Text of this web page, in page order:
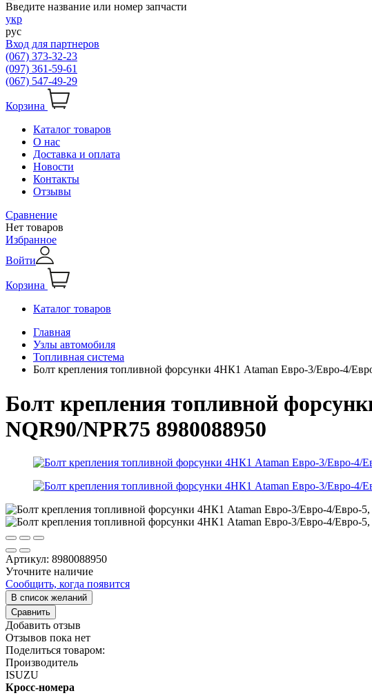
Введите название или номер запчасти
укр
рус
Вход для партнеров
(067) 373-32-23
(097) 361-59-61
(067) 547-49-29
Корзина
Каталог товаров
О нас
Доставка и оплата
Новости
Контакты
Отзывы
Сравнение
Нет товаров
Избранное
Войти
Корзина
Каталог товаров
Главная
Узлы автомобиля
Топливная система
Болт крепления топливной форсунки 4НК1 Ataman Евро-3/Евро-4/
Болт крепления топливной
NQR90/NPR75 8980088950
Артикул: 8980088950
Уточните наличие
Сообщить, когда появится
В список желаний
Сравнить
Добавить отзыв
Отзывов пока нет
Поделиться товаром:
Производитель
ISUZU
Кросс-номера